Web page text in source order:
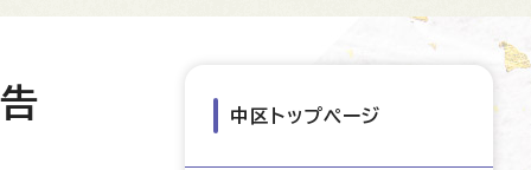
中区トップページ